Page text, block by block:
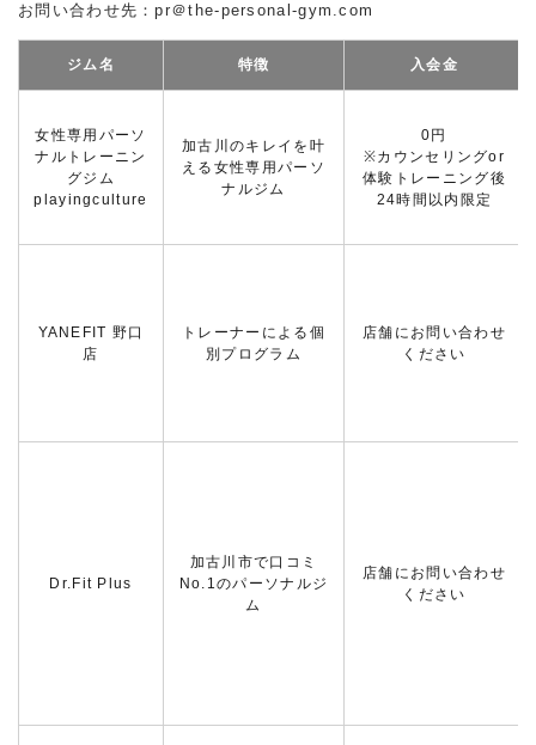
お問い合わせ先：pr＠the-personal-gym.com
ジム名 特徴 入会金
女性専用パーソ
ナルトレーニン
グジム
playingculture
加古川のキレイを叶
える女性専用パーソ
ナルジム
0円
※カウンセリングor
体験トレーニング後
24時間以内限定
YANEFIT 野口
店
トレーナーによる個
別プログラム
店舗にお問い合わせ
ください
Dr.Fit Plus
加古川市で口コミ
No.1のパーソナルジ
ム
店舗にお問い合わせ
ください